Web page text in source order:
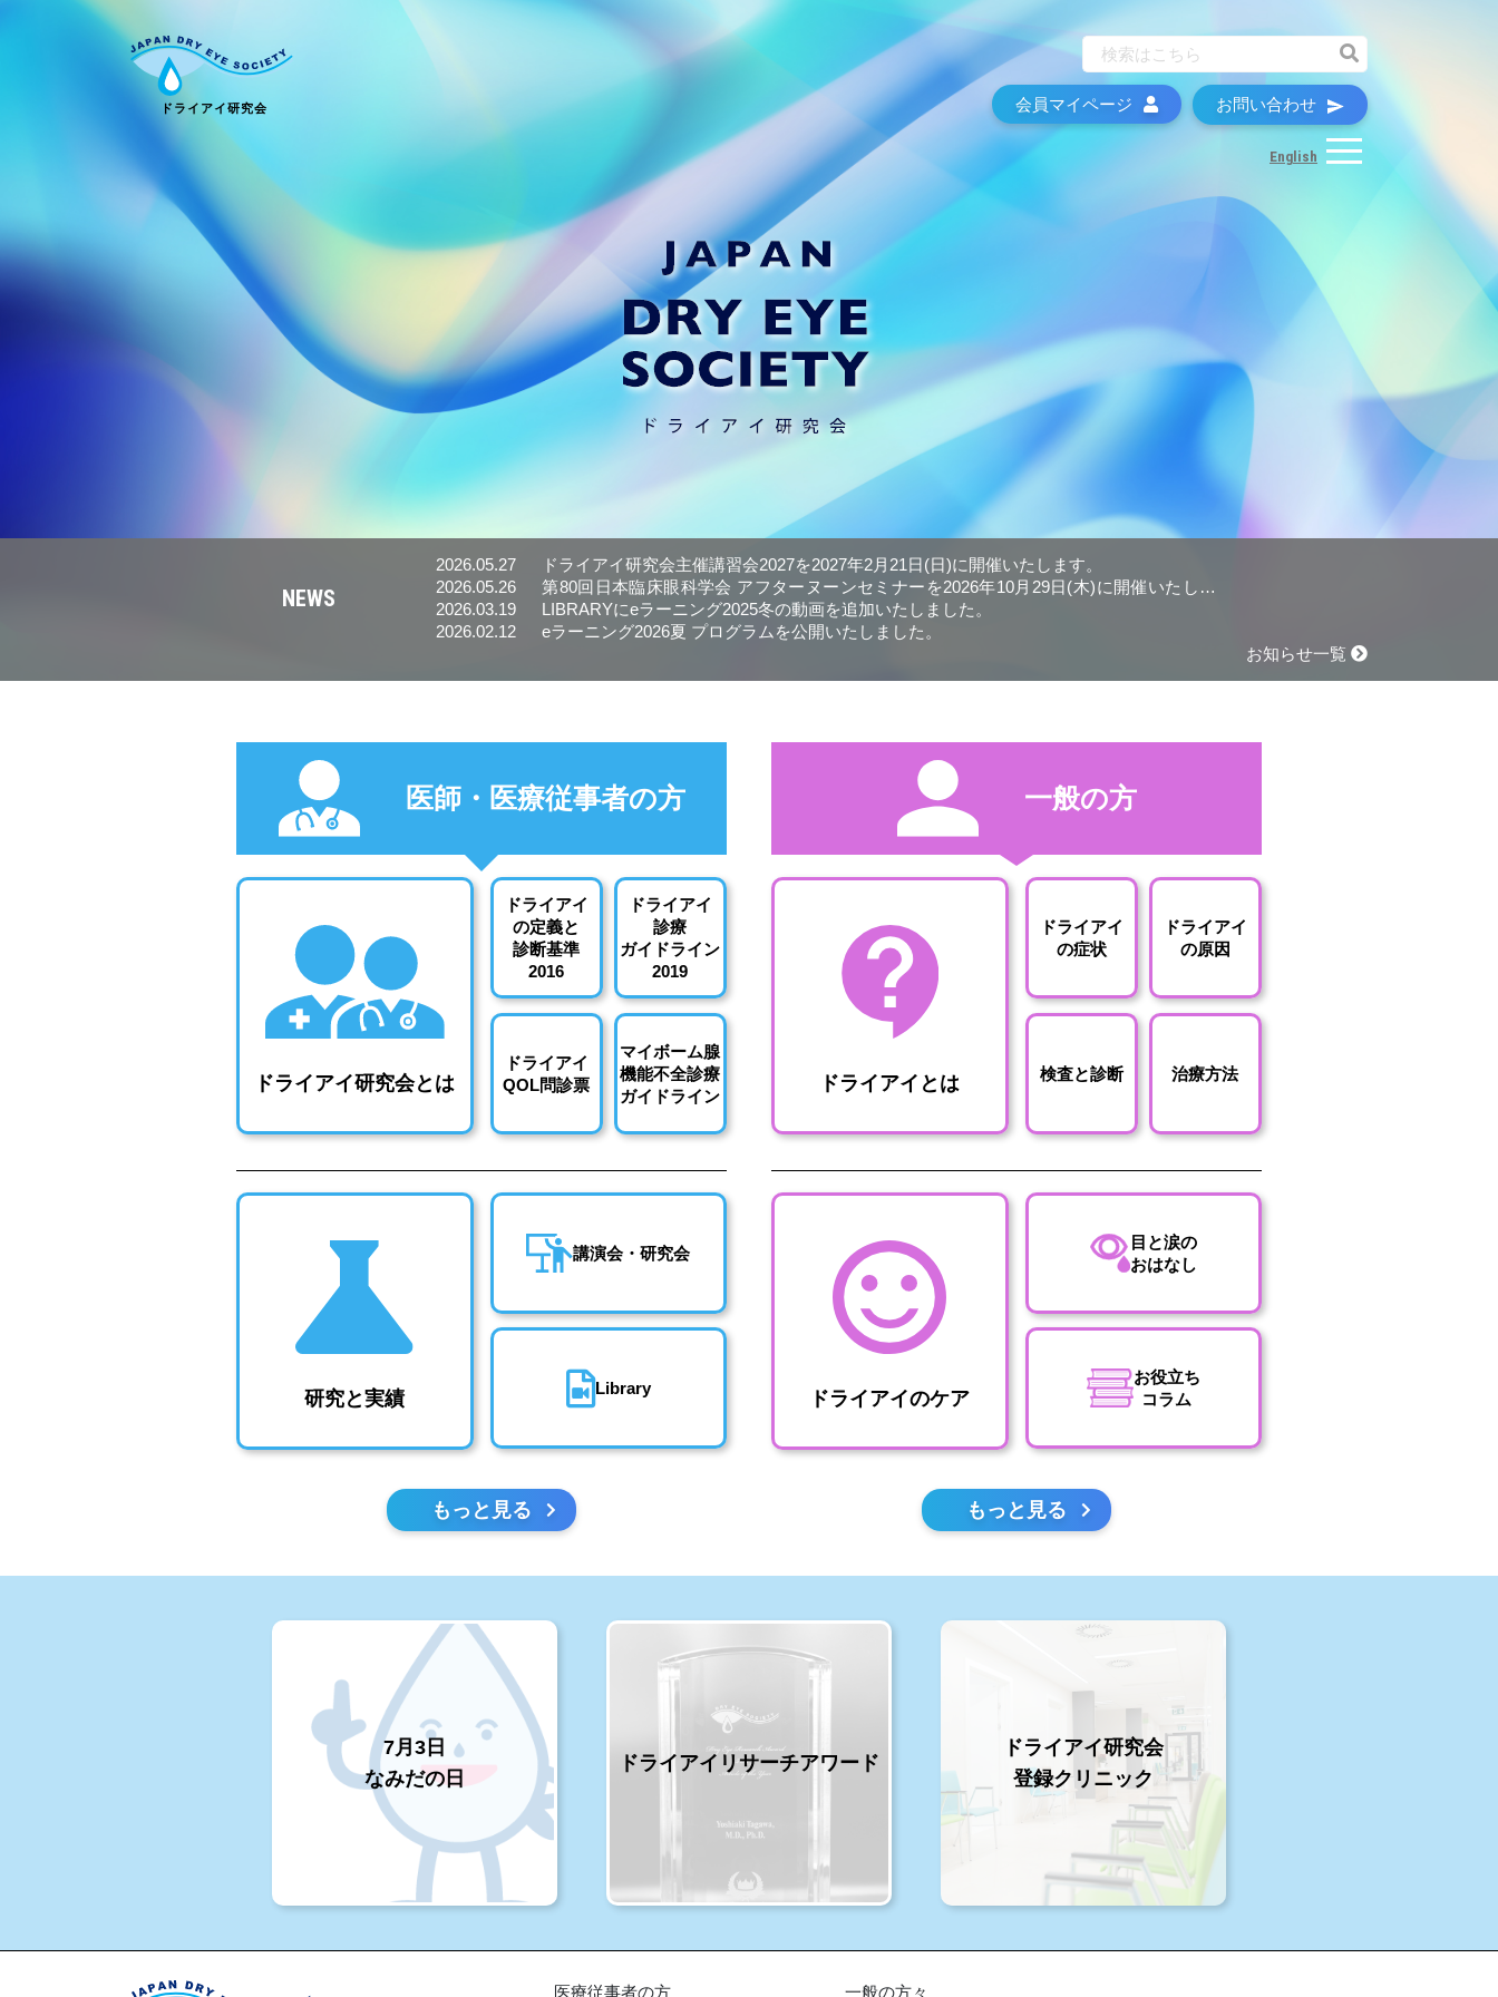
会員マイページ お問い合わせ
English
NEWS
2026.05.27
ドライアイ研究会主催講習会2027を2027年2月21日(日)に開催いたします。
2026.05.26
第80回日本臨床眼科学会 アフターヌーンセミナーを2026年10月29日(木)に開催いたしま
す。
2026.03.19
LIBRARYにeラーニング2025冬の動画を追加いたしました。
2026.02.12
eラーニング2026夏 プログラムを公開いたしました。
お知らせ一覧
医師・医療従事者の方
ドライアイ研究会とは
ドライアイ
の定義と
診断基準
2016
ドライアイ
診療
ガイドライン
2019
ドライアイ
QOL問診票
マイボーム腺
機能不全診療
ガイドライン
研究と実績
講演会・研究会
Library
もっと見る
一般の方
ドライアイとは
ドライアイ
の症状
ドライアイ
の原因
検査と診断 治療方法
ドライアイのケア
目と涙の
おはなし
お役立ち
コラム
もっと見る
7月3日
なみだの日
ドライアイリサーチアワード
ドライアイ研究会
登録クリニック
医療従事者の方 一般の方々